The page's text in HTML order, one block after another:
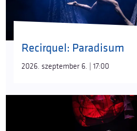
Recirquel: Paradisum
2026. szeptember 6. | 17:00